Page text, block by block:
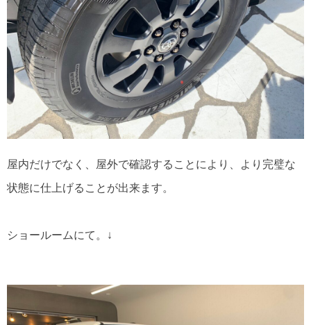
屋内だけでなく、屋外で確認することにより、より完璧な
状態に仕上げることが出来ます。
ショールームにて。↓